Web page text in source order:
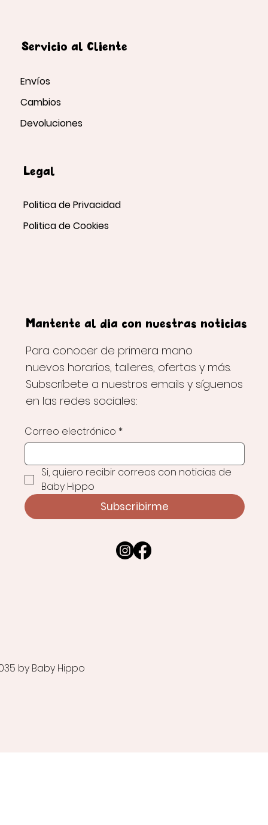
Servicio al Cliente
Envíos
Cambios
Devoluciones
Legal
Politica de Privacidad
Politica de Cookies
Mantente al día con nuestras noticias
Para conocer de primera mano
nuevos horarios, talleres, ofertas y más.
Subscríbete a nuestros emails y síguenos
en las redes sociales:
Correo electrónico *
Si, quiero recibir correos con noticias de
Baby Hippo
Subscribirme
by Baby Hippo